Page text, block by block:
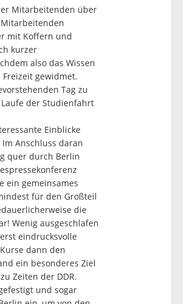
Mitarbeitenden über
mit Koffern und
kurzer
also das Wissen
gewidmet.
Tag zu
der Studienfahrt
Einblicke
Anschluss daran
quer durch Berlin
ein gemeinsames
für den Großteil
die
Wenig ausgeschlafen
eindrucksvolle
dann den
ein besonderes Ziel
Zeiten der DDR.
und sogar